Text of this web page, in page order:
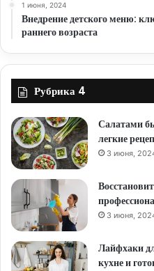
1 июня, 2024
Внедрение детского меню:
раннего возраста
Рубрика 4
Салатами
легкие
3 июня,
3 июня,
Лайфхаки
кухне и